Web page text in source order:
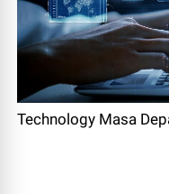
Technology Masa